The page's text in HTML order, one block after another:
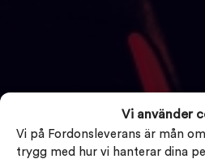
Vi använder
Vi på Fordonsleverans är mån
trygg med hur vi hanterar dina